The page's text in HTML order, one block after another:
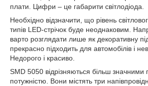
плати. Цифри – це габарити світлодіода.
Необхідно відзначити, що рівень
типів LED-стрічок буде неоднаковим.
варто розглядати лише як декоративну
прекрасно підходить для автомобілів і
Недорого і красиво.
SMD 5050 відрізняються більш значними
потужністю. Вони містять три